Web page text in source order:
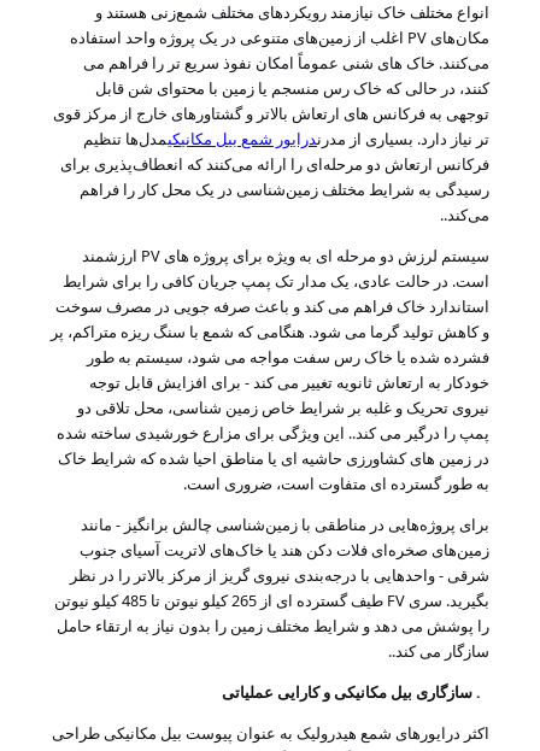
انواع مختلف خاک نیازمند رویکردهای مختلف شمع‌زنی هستند و
مکان‌های PV اغلب از زمین‌های متنوعی در یک پروژه واحد استفاده
می‌کنند. خاک های شنی عموماً امکان نفوذ سریع تر را فراهم می
کنند، در حالی که خاک رس منسجم یا زمین با محتوای شن قابل
توجهی به فرکانس های ارتعاش بالاتر و گشتاورهای خارج از مرکز قوی
تر نیاز دارد. بسیاری از مدرندرایور شمع بیل مکانیکیمدل‌ها تنظیم
فرکانس ارتعاش دو مرحله‌ای را ارائه می‌کنند که انعطاف‌پذیری برای
رسیدگی به شرایط مختلف زمین‌شناسی در یک محل کار را فراهم
می‌کند..
سیستم لرزش دو مرحله ای به ویژه برای پروژه های PV ارزشمند
است. در حالت عادی، یک مدار تک پمپ جریان کافی را برای شرایط
استاندارد خاک فراهم می کند و باعث صرفه جویی در مصرف سوخت
و کاهش تولید گرما می شود. هنگامی که شمع با سنگ ریزه متراکم، پر
فشرده شده یا خاک رس سفت مواجه می شود، سیستم به طور
خودکار به ارتعاش ثانویه تغییر می کند - برای افزایش قابل توجه
نیروی تحریک و غلبه بر شرایط خاص زمین شناسی، محل تلاقی دو
پمپ را درگیر می کند.. این ویژگی برای مزارع خورشیدی ساخته شده
در زمین های کشاورزی حاشیه ای یا مناطق احیا شده که شرایط خاک
به طور گسترده ای متفاوت است، ضروری است.
برای پروژه‌هایی در مناطقی با زمین‌شناسی چالش برانگیز - مانند
زمین‌های صخره‌ای فلات دکن هند یا خاک‌های لاتریت آسیای جنوب
شرقی - واحدهایی با درجه‌بندی نیروی گریز از مرکز بالاتر را در نظر
بگیرید. سری FV طیف گسترده ای از 265 کیلو نیوتن تا 485 کیلو نیوتن
را پوشش می دهد و شرایط مختلف زمین را بدون نیاز به ارتقاء حامل
سازگار می کند..
اکثر درایورهای شمع هیدرولیک به عنوان پیوست بیل مکانیکی طراحی